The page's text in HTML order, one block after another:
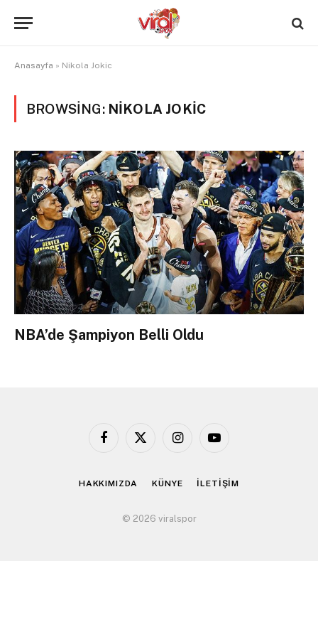
Anasayfa » Nikola Jokic
BROWSING: NIKOLA JOKIC
NBA’de Şampiyon Belli Oldu
Facebook
X
InstagramYouTube
HAKKIMIZDA KÜNYE İLETİŞİM
© 2026 viralspor